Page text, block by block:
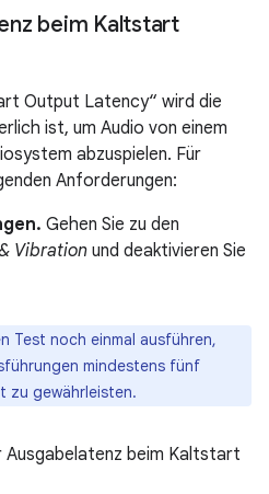
beim Kaltstart
Output Latency“ wird die
ist, um Audio von einem
abzuspielen. Für
Anforderungen:
Gehen Sie zu den
Vibration und deaktivieren Sie
Test noch einmal ausführen,
mindestens fünf
zu gewährleisten.
Ausgabelatenz beim Kaltstart